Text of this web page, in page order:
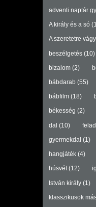
adventi naptár
A király és a só
A szeretetre
beszélgetés(10)
bizalom(2)
bábdarab (55)
bábfilm(18)
békesség (2)
dal (10)
gyermekdal (1)
hangjáték(4)
húsvét(12)
István király(1)
klasszikusok